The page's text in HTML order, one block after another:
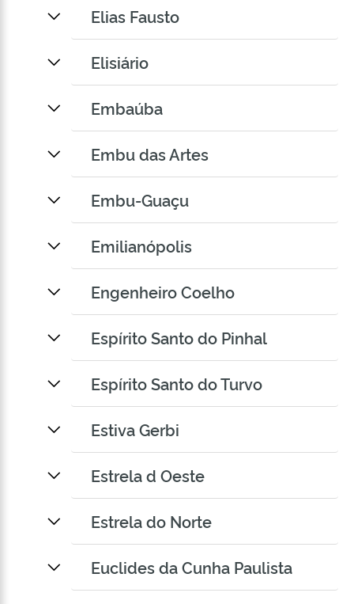
Elias Fausto
Elisiário
Embaúba
Embu das Artes
Embu-Guaçu
Emilianópolis
Engenheiro Coelho
Espírito Santo do Pinhal
Espírito Santo do Turvo
Estiva Gerbi
Estrela d Oeste
Estrela do Norte
Euclides da Cunha Paulista